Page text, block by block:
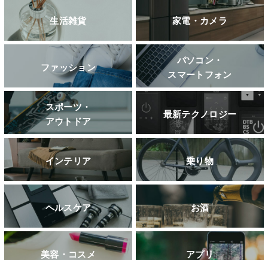
生活雑貨 家電・カメラ
ファッション
パソコン・
スマートフォン
スポーツ・
アウトドア
最新テクノロジー
インテリア 乗り物
ヘルスケア お酒
美容・コスメ アプリ